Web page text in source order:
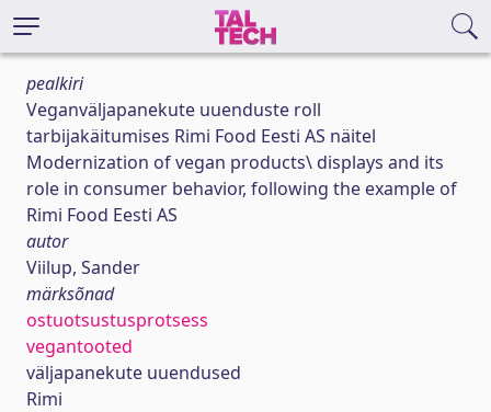
pealkiri
Veganväljapanekute uuenduste roll
tarbijakäitumises Rimi Food Eesti AS näitel
Modernization of vegan products\ displays and its
role in consumer behavior, following the example of
Rimi Food Eesti AS
autor
Viilup, Sander
märksõnad
ostuotsustusprotsess
vegantooted
väljapanekute uuendused
Rimi